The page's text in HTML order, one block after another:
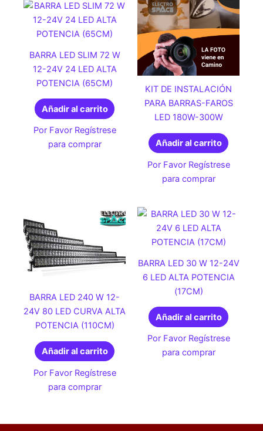
BARRA LED SLIM 72 W
12-24V 24 LED ALTA
POTENCIA (65CM)
Añadir al carrito
Por Favor Regístrese
para comprar
KIT DE INSTALACIÓN
PARA BARRAS-FAROS
LED 180W-300W
Añadir al carrito
Por Favor Regístrese
para comprar
BARRA LED 240 W 12-
24V 80 LED CURVA ALTA
POTENCIA (110CM)
Añadir al carrito
Por Favor Regístrese
para comprar
BARRA LED 30 W 12-24V
6 LED ALTA POTENCIA
(17CM)
Añadir al carrito
Por Favor Regístrese
para comprar